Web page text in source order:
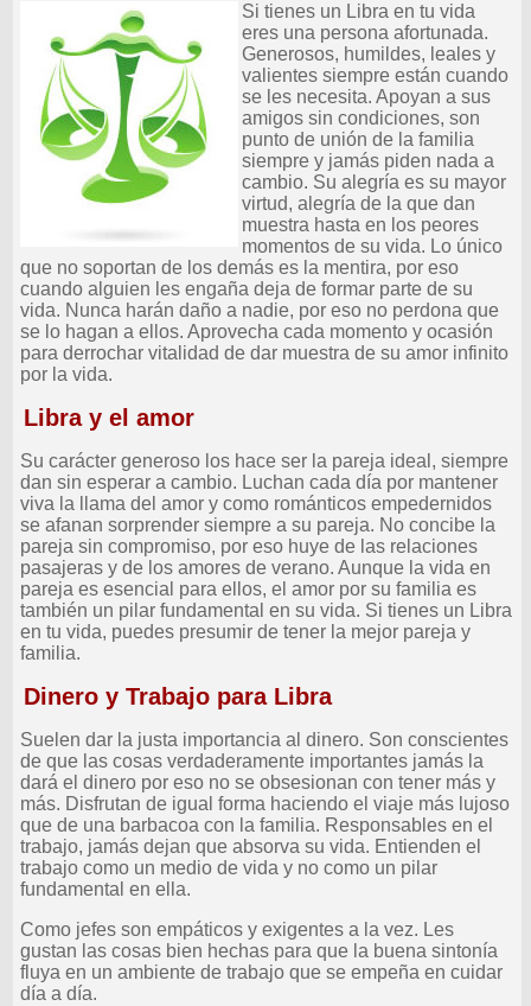
Si tienes un Libra en tu vida
eres una persona afortunada.
Generosos, humildes, leales y
valientes siempre están cuando
se les necesita. Apoyan a sus
amigos sin condiciones, son
punto de unión de la familia
siempre y jamás piden nada a
cambio. Su alegría es su mayor
virtud, alegría de la que dan
muestra hasta en los peores
momentos de su vida. Lo único
que no soportan de los demás es la mentira, por eso
cuando alguien les engaña deja de formar parte de su
vida. Nunca harán daño a nadie, por eso no perdona que
se lo hagan a ellos. Aprovecha cada momento y ocasión
para derrochar vitalidad de dar muestra de su amor infinito
por la vida.
Libra y el amor
Su carácter generoso los hace ser la pareja ideal, siempre
dan sin esperar a cambio. Luchan cada día por mantener
viva la llama del amor y como románticos empedernidos
se afanan sorprender siempre a su pareja. No concibe la
pareja sin compromiso, por eso huye de las relaciones
pasajeras y de los amores de verano. Aunque la vida en
pareja es esencial para ellos, el amor por su familia es
también un pilar fundamental en su vida. Si tienes un Libra
en tu vida, puedes presumir de tener la mejor pareja y
familia.
Dinero y Trabajo para Libra
Suelen dar la justa importancia al dinero. Son conscientes
de que las cosas verdaderamente importantes jamás la
dará el dinero por eso no se obsesionan con tener más y
más. Disfrutan de igual forma haciendo el viaje más lujoso
que de una barbacoa con la familia. Responsables en el
trabajo, jamás dejan que absorva su vida. Entienden el
trabajo como un medio de vida y no como un pilar
fundamental en ella.
Como jefes son empáticos y exigentes a la vez. Les
gustan las cosas bien hechas para que la buena sintonía
fluya en un ambiente de trabajo que se empeña en cuidar
día a día.